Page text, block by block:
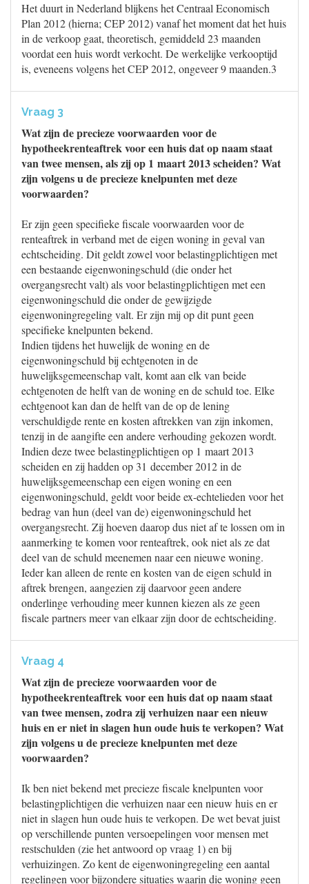
Het duurt in Nederland blijkens het Centraal Economisch
Plan 2012 (hierna; CEP 2012) vanaf het moment dat het huis
in de verkoop gaat, theoretisch, gemiddeld 23 maanden
voordat een huis wordt verkocht. De werkelijke verkooptijd
is, eveneens volgens het CEP 2012, ongeveer 9 maanden.3
Vraag 3
Wat zijn de precieze voorwaarden voor de
hypotheekrenteaftrek voor een huis dat op naam staat
van twee mensen, als zij op 1 maart 2013 scheiden? Wat
zijn volgens u de precieze knelpunten met deze
voorwaarden?
Er zijn geen specifieke fiscale voorwaarden voor de
renteaftrek in verband met de eigen woning in geval van
echtscheiding. Dit geldt zowel voor belastingplichtigen met
een bestaande eigenwoningschuld (die onder het
overgangsrecht valt) als voor belastingplichtigen met een
eigenwoningschuld die onder de gewijzigde
eigenwoningregeling valt. Er zijn mij op dit punt geen
specifieke knelpunten bekend.
Indien tijdens het huwelijk de woning en de
eigenwoningschuld bij echtgenoten in de
huwelijksgemeenschap valt, komt aan elk van beide
echtgenoten de helft van de woning en de schuld toe. Elke
echtgenoot kan dan de helft van de op de lening
verschuldigde rente en kosten aftrekken van zijn inkomen,
tenzij in de aangifte een andere verhouding gekozen wordt.
Indien deze twee belastingplichtigen op 1 maart 2013
scheiden en zij hadden op 31 december 2012 in de
huwelijksgemeenschap een eigen woning en een
eigenwoningschuld, geldt voor beide ex-echtelieden voor het
bedrag van hun (deel van de) eigenwoningschuld het
overgangsrecht. Zij hoeven daarop dus niet af te lossen om in
aanmerking te komen voor renteaftrek, ook niet als ze dat
deel van de schuld meenemen naar een nieuwe woning.
Ieder kan alleen de rente en kosten van de eigen schuld in
aftrek brengen, aangezien zij daarvoor geen andere
onderlinge verhouding meer kunnen kiezen als ze geen
fiscale partners meer van elkaar zijn door de echtscheiding.
Vraag 4
Wat zijn de precieze voorwaarden voor de
hypotheekrenteaftrek voor een huis dat op naam staat
van twee mensen, zodra zij verhuizen naar een nieuw
huis en er niet in slagen hun oude huis te verkopen? Wat
zijn volgens u de precieze knelpunten met deze
voorwaarden?
Ik ben niet bekend met precieze fiscale knelpunten voor
belastingplichtigen die verhuizen naar een nieuw huis en er
niet in slagen hun oude huis te verkopen. De wet bevat juist
op verschillende punten versoepelingen voor mensen met
restschulden (zie het antwoord op vraag 1) en bij
verhuizingen. Zo kent de eigenwoningregeling een aantal
regelingen voor bijzondere situaties waarin die woning geen